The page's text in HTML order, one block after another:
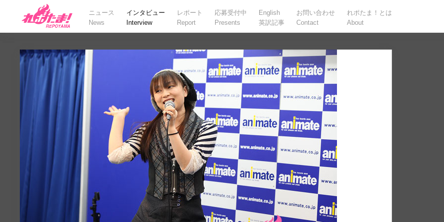
ニュース
News
インタビュー
Interview
レポート
Report
応募受付中
Presents
English
英訳記事
お問い合わせ
Contact
れポたま！とは
About